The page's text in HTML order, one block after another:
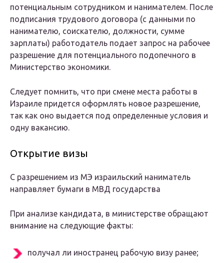
потенциальным сотрудником и нанимателем. После
подписания трудового договора (с данными по
нанимателю, соискателю, должности, сумме
зарплаты) работодатель подает запрос на рабочее
разрешение для потенциального подопечного в
Министерство экономики.
Следует помнить, что при смене места работы в
Израиле придется оформлять новое разрешение,
так как оно выдается под определенные условия и
одну вакансию.
Открытие визы
С разрешением из МЭ израильский наниматель
направляет бумаги в МВД государства
При анализе кандидата, в министерстве обращают
внимание на следующие факты:
получал ли иностранец рабочую визу ранее;